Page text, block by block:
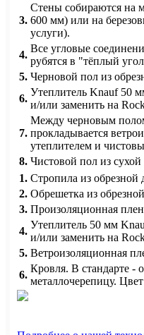
3.
Стены собираются на
600 мм) или на
услуги).
4.
Все угловые
рубятся в "тёплый
5. Черновой пол из
6.
Утеплитель Knauf 50
и/или заменить на
7.
Между черновым
прокладывается
утеплителем и
8. Чистовой пол из
1. Стропила из обрезной
2. Обрешетка из
3. Произоляционная
4.
Утеплитель 50 мм
и/или заменить на
5. Ветроизоляционная
6.
Кровля. В стандарте -
металлочерепицу.